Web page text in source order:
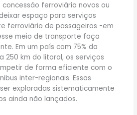
concessão ferroviária novos ou
espaço para serviços
ferroviário de passageiros -em
meio de transporte faça
Em um país com 75% da
250 km do litoral, os serviços
de forma eficiente com o
inter-regionais. Essas
exploradas sistematicamente
ainda não lançados.